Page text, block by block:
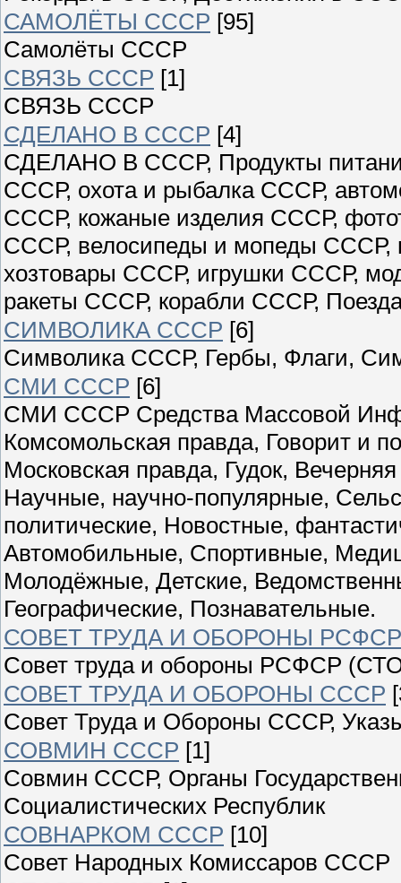
САМОЛЁТЫ СССР [95]
Самолёты СССР
СВЯЗЬ СССР [1]
СВЯЗЬ СССР
СДЕЛАНО В СССР [4]
СДЕЛАНО В СССР, Продукты
СССР, охота и рыбалка СССР,
СССР, кожаные изделия СССР,
СССР, велосипеды и мопеды
хозтовары СССР, игрушки СССР,
ракеты СССР, корабли СССР,
СИМВОЛИКА СССР [6]
Символика СССР, Гербы, Флаги,
СМИ СССР [6]
СМИ СССР Средства Массовой
Комсомольская правда, Говорит и
Московская правда, Гудок,
Научные, научно-популярные,
политические, Новостные,
Автомобильные, Спортивные,
Молодёжные, Детские,
Географические, Познавательные.
СОВЕТ ТРУДА И ОБОРОНЫ РСФСР
Совет труда и обороны РСФСР
СОВЕТ ТРУДА И ОБОРОНЫ СССР
Совет Труда и Обороны СССР,
СОВМИН СССР [1]
Совмин СССР, Органы
Социалистических Республик
СОВНАРКОМ СССР [10]
Совет Народных Комиссаров СССР